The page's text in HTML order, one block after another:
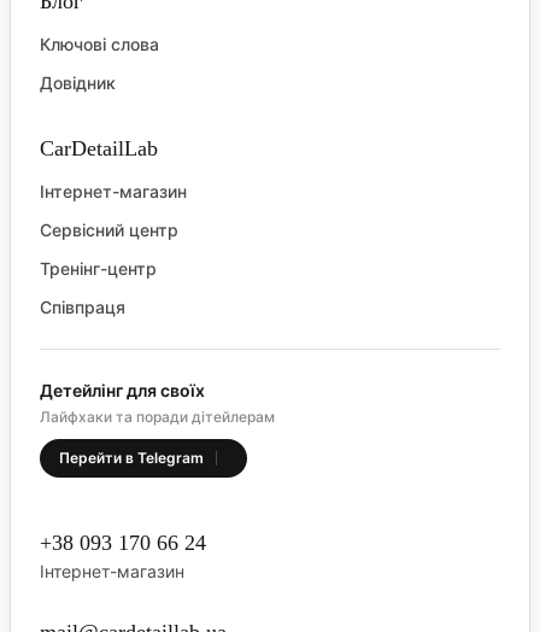
+38 093 170 66 24
Інтернет-магазин
Ключові слова
Довідник
CarDetailLab
Інтернет-магазин
Сервісний центр
Тренінг-центр
Співпраця
Детейлінг для своїх
Лайфхаки та поради дітейлерам
Перейти в Telegram